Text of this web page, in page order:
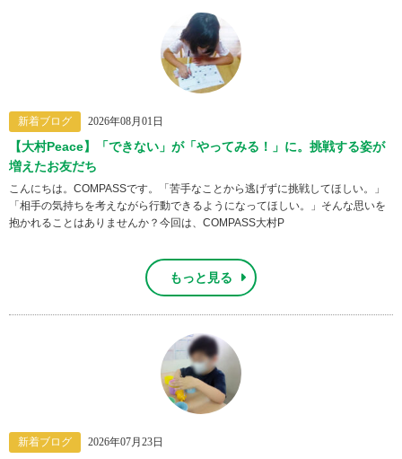
新着ブログ 2026年08月01日
【大村Peace】「できない」が「やってみる！」に。挑戦する姿が
増えたお友だち
こんにちは。COMPASSです。「苦手なことから逃げずに挑戦してほしい。」
「相手の気持ちを考えながら行動できるようになってほしい。」そんな思いを
抱かれることはありませんか？今回は、COMPASS大村P
もっと見る
新着ブログ 2026年07月23日